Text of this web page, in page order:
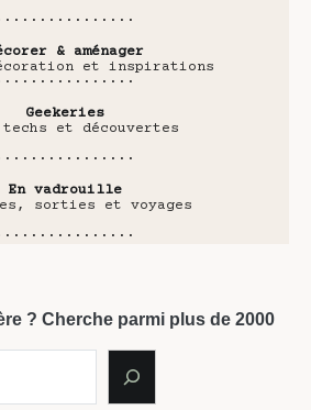
& aménager
et inspirations
Geekeries
et découvertes
En vadrouille
sorties et voyages
? Cherche parmi plus de 2000